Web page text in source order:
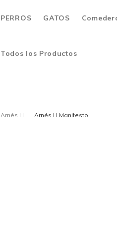
PERROS GATOS
Todos los Productos
Arnés H Arnés H Manifesto